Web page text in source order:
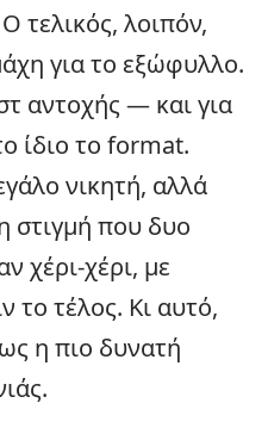
τελικός, λοιπόν,
για το εξώφυλλο.
αντοχής — και για
ίδιο το format.
νικητή, αλλά
στιγμή που δυο
χέρι-χέρι, με
το τέλος. Κι αυτό,
η πιο δυνατή